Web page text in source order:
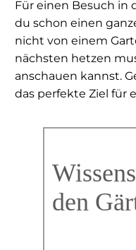
Für einen Besuch in
du schon einen
nicht von einem
nächsten hetzen
anschauen kannst.
das perfekte Ziel für
den